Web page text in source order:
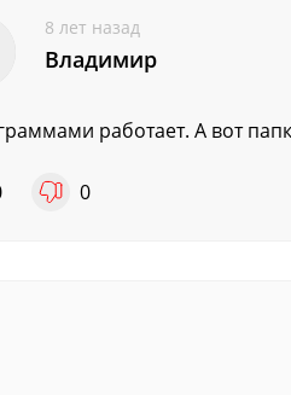
8 лет назад
Владимир
работает. А вот
0